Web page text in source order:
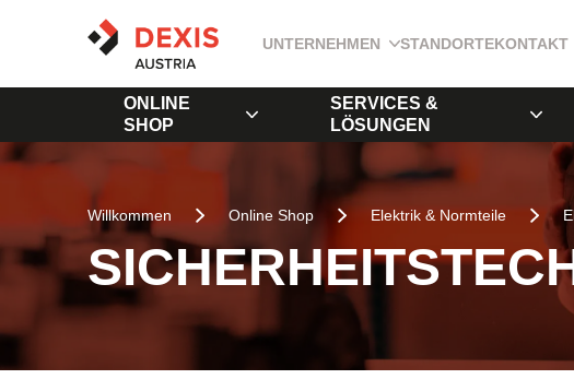
UNTERNEHMEN STANDORTEKONTAKT
ONLINE
SHOP
SERVICES &
LÖSUNGEN
Willkommen Online Shop Elektrik & Normteile